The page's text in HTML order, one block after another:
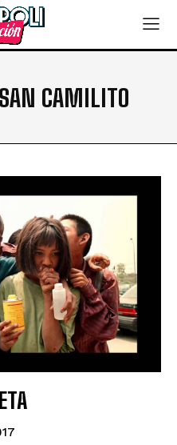
CAMILITO